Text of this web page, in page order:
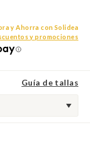
y Ahorra con Solidea
y promociones
Guía de tallas